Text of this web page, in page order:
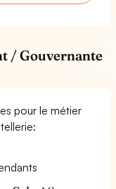
/ Gouvernante
pour le métier